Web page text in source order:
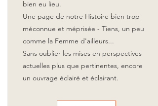
bien eu lieu.
Une page de notre Histoire bien trop
méconnue et méprisée - Tiens, un peu
comme la Femme d'ailleurs...
Sans oublier les mises en perspectives
actuelles plus que pertinentes, encore
un ouvrage éclairé et éclairant.